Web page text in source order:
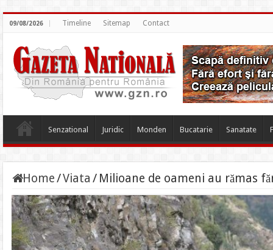
09/08/2026 Timeline Sitemap Contact
Senzational Juridic Monden Bucatarie Sanatate
Home/Viata / Milioane de oameni au rămas